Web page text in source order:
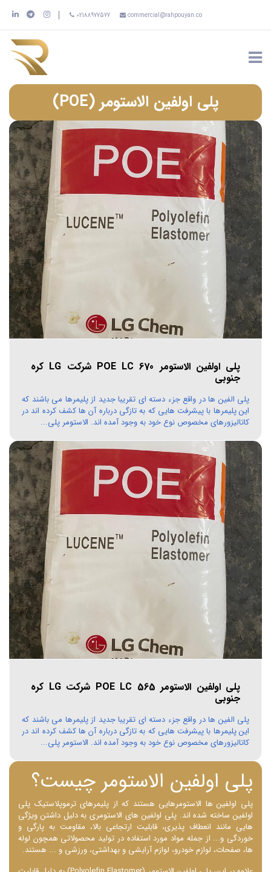
commercial@rahpouyan.co
02188977577
پلی اولفین الاستومر (POE)
پلی اولفین الاستومر POE LC 670 شرکت LG کره
جنوبی
پلی الفین ها در واقع جزء دسته ای تقریبا جدید از پلیمرها می باشند که
این پلیمرها با پیشرفت هایی که به تازگی درباره آن ها کشف کرده اند در
کاتالیزورهای مخصوص نوع خود به وجود آمده اند. الاستومر پلی...
پلی اولفین الاستومر POE LC 565 شرکت LG کره
جنوبی
پلی الفین ها در واقع جزء دسته ای تقریبا جدید از پلیمرها می باشند که
این پلیمرها با پیشرفت هایی که به تازگی درباره آن ها کشف کرده اند در
کاتالیزورهای مخصوص نوع خود به وجود آمده اند. الاستومر پلی...
پلی اولفین الاستومر چیست؟
پلی ‌اولفین‌ ها الاستومرهایی هستند که از پلیمرهای ترموپلاستیک پلی
‌اولفین ساخته شده ‌اند. پلی‌ اولفین ‌های الاستومری به دلیل داشتن ویژگی
‌هایی مانند انعطاف ‌پذیری، قابلیت ارتجاعی بالا، مقاومت به پارگی و
خوردگی و... از جمله مواد مورد استفاده در تولید محصولاتی همچون لوله
‌ها، صفحات، لوازم خودرو، لوازم آرایشی و بهداشتی، ورزشی و ... هستند.